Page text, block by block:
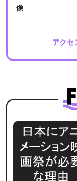
アク